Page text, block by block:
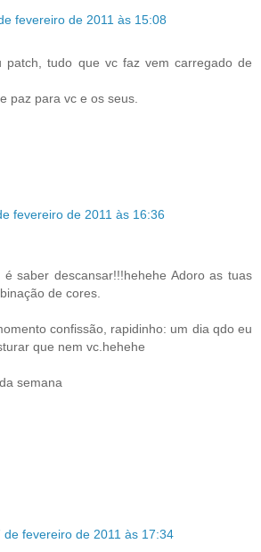
fevereiro de 2011 às 15:08
patch, tudo que vc faz vem carregado de
paz para vc e os seus.
fevereiro de 2011 às 16:36
saber descansar!!!hehehe Adoro as tuas
de cores.
confissão, rapidinho: um dia qdo eu
que nem vc.hehehe
semana
de fevereiro de 2011 às 17:34